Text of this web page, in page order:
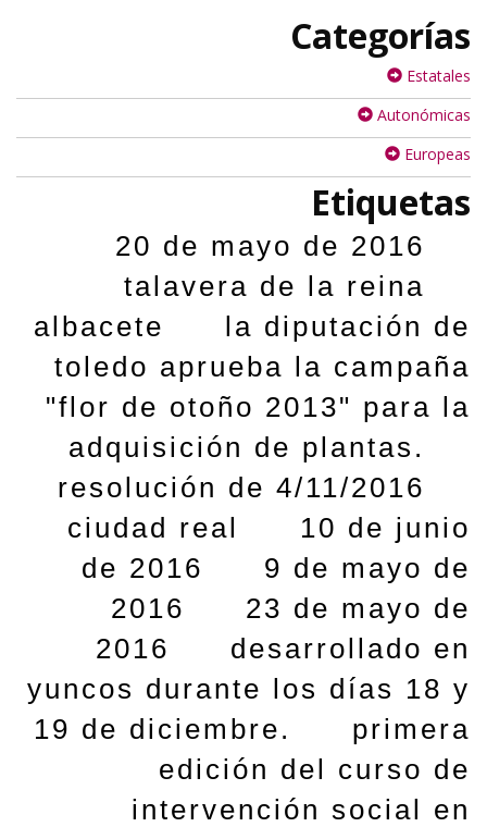
Categorías
Estatales
Autonómicas
Europeas
Etiquetas
20 de mayo de 2016
talavera de la reina
albacete
la diputación de
toledo aprueba la campaña
"flor de otoño 2013" para la
adquisición de plantas.
resolución de 4/11/2016
ciudad real
10 de junio
de 2016
9 de mayo de
2016
23 de mayo de
2016
desarrollado en
yuncos durante los días 18 y
19 de diciembre.
primera
edición del curso de
intervención social en